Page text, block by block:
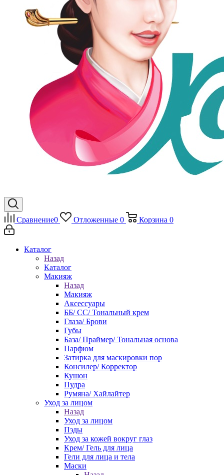
Сравнение0 Отложенные 0 Корзина 0
Каталог
Назад
Каталог
Макияж
Назад
Макияж
Аксессуары
ББ/ СС/ Тональный крем
Глаза/ Брови
Губы
База/ Праймер/ Тональная основа
Парфюм
Затирка для маскировки пор
Консилер/ Корректор
Кушон
Пудра
Румяна/ Хайлайтер
Уход за лицом
Назад
Уход за лицом
Пэды
Уход за кожей вокруг глаз
Крем/ Гель для лица
Гели для лица и тела
Маски